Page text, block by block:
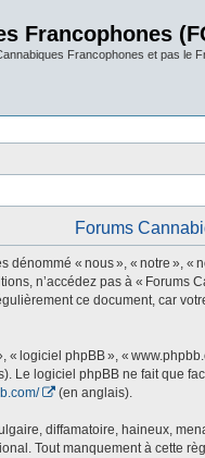
Francophones
Francophones et pas le
Forums
« nous », « notre »,
n’accédez pas à «
ce document, car
« logiciel phpBB », «
Le logiciel phpBB ne fait que
(en anglais).
diffamatoire, haineux,
Tout manquement à cette